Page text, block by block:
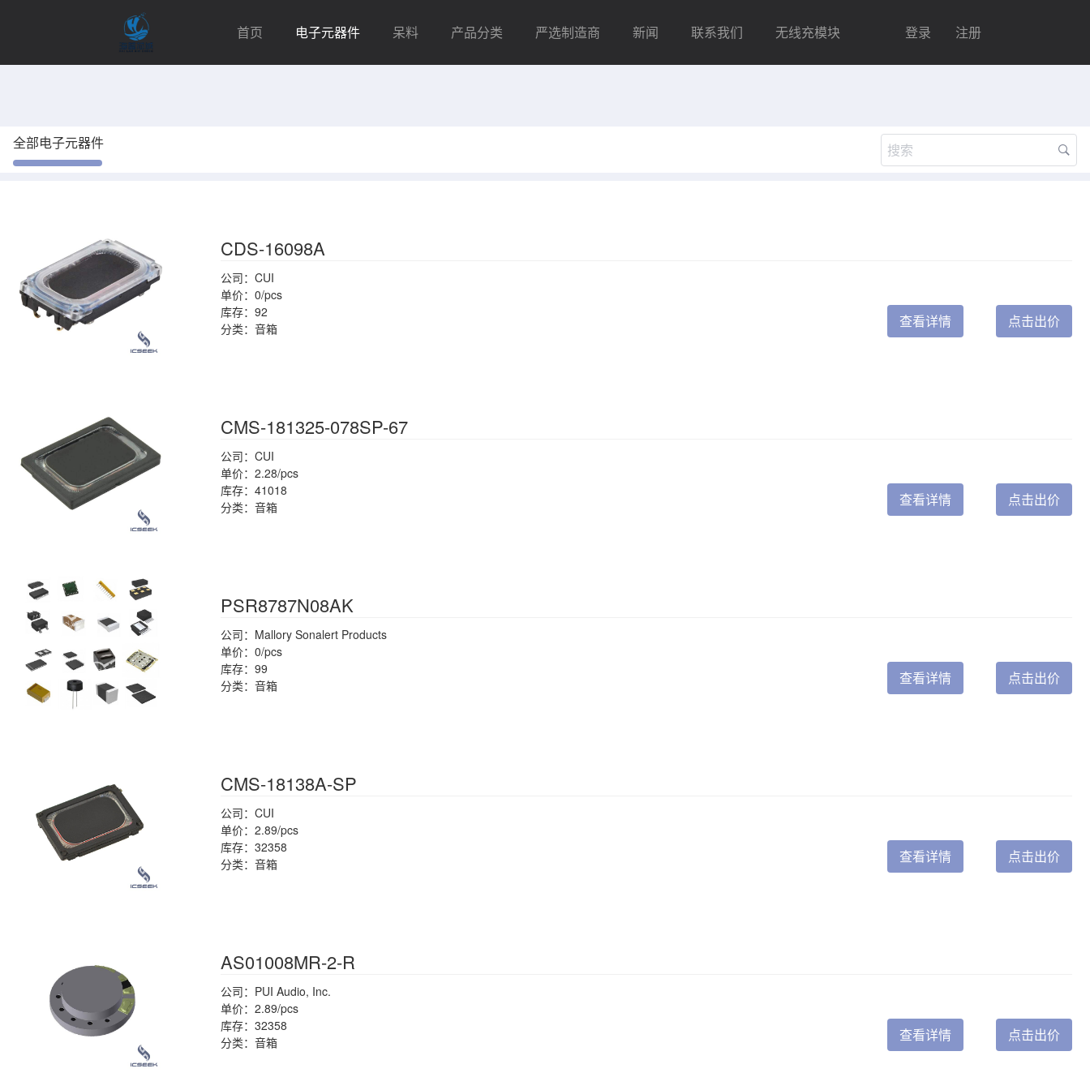
首页 电子元器件 呆料 产品分类 严选制造商 新闻 联系我们 无线充模块 登录 注册
全部电子元器件
CDS-16098A
公司：CUI
单价：0/pcs
库存：92
分类：音箱
查看详情 点击出价
CMS-181325-078SP-67
公司：CUI
单价：2.28/pcs
库存：41018
分类：音箱
查看详情 点击出价
PSR8787N08AK
公司：Mallory Sonalert Products
单价：0/pcs
库存：99
分类：音箱
查看详情 点击出价
CMS-18138A-SP
公司：CUI
单价：2.89/pcs
库存：32358
分类：音箱
查看详情 点击出价
AS01008MR-2-R
公司：PUI Audio, Inc.
单价：2.89/pcs
库存：32358
分类：音箱
查看详情 点击出价